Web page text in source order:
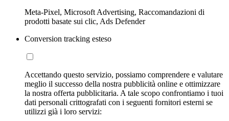
Meta-Pixel, Microsoft Advertising, Raccomandazioni di
prodotti basate sui clic, Ads Defender
Conversion tracking esteso
Accettando questo servizio, possiamo comprendere e valutare
meglio il successo della nostra pubblicità online e ottimizzare
la nostra offerta pubblicitaria. A tale scopo confrontiamo i tuoi
dati personali crittografati con i seguenti fornitori esterni se
utilizzi già i loro servizi: